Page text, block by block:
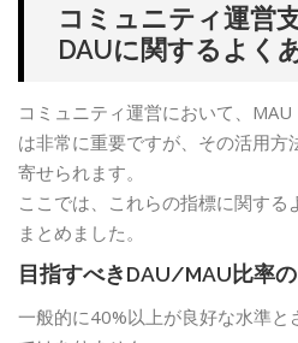
コミュニティ運営
DAUに関するよく
コミュニティ運営において、
は非常に重要ですが、その活用方
寄せられます。
ここでは、これらの指標に関する
まとめました。
目指すべきDAU/MAU比率
一般的に40%以上が良好な水準